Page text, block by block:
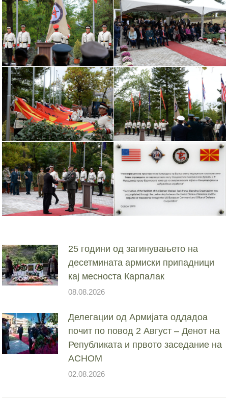
25 години од загинувањето на
десетмината армиски припадници
кај месноста Карпалак
08.08.2026
Делегации од Армијата оддадоа
почит по повод 2 Август – Денот на
Републиката и првото заседание на
АСНОМ
02.08.2026